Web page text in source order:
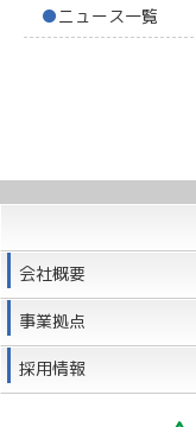
●ニュース一覧
会社概要
事業拠点
採用情報